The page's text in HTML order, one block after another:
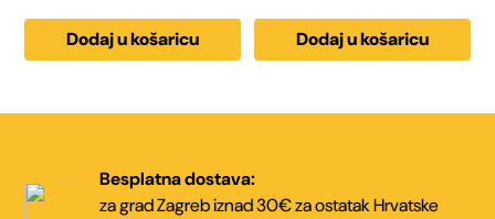
Dodaj u košaricu Dodaj u košaricu
Besplatna dostava:
za grad Zagreb iznad 30€za ostatak Hrvatske